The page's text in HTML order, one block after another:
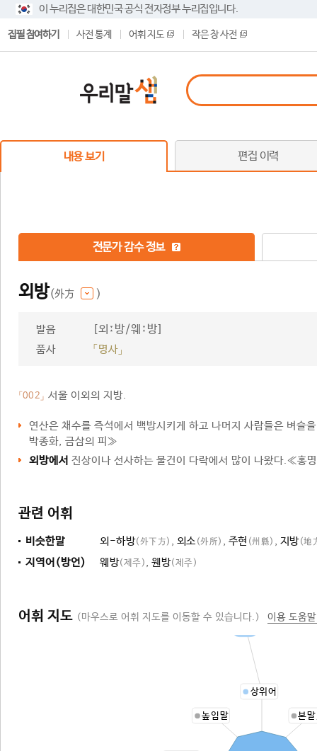
이 누리집은 대한민국 공식 전자정부 누리집입니다.
집필 참여하기 사전 통계 어휘 지도 작은 창 사전
내용 보기 편집 이력
전문가 감수 정보
외방(外方 )
발음 [외ː방/웨ː방]
품사 「명사」
「002」 서울 이외의 지방.
연산은 채수를 즉석에서 백방시키게 하고 나머지 사람들은 벼슬
박종화, 금삼의 피≫
외방에서 진상이나 선사하는 물건이 다락에서 많이 나왔다.≪홍
관련 어휘
비슷한말 외-하방(外下方) , 외소 (外所) , 주현 (州縣) , 지방(地
지역어(방언) 웨방(제주) , 웬방(제주)
어휘 지도 (마우스로 어휘 지도를 이동할 수 있습니다.) 이용 도움
상위어
본
높임말